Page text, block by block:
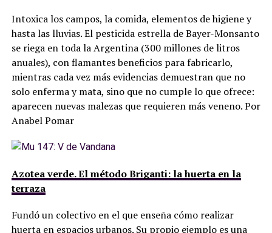
Intoxica los campos, la comida, elementos de higiene y
hasta las lluvias. El pesticida estrella de Bayer-Monsanto
se riega en toda la Argentina (300 millones de litros
anuales), con flamantes beneficios para fabricarlo,
mientras cada vez más evidencias demuestran que no
solo enferma y mata, sino que no cumple lo que ofrece:
aparecen nuevas malezas que requieren más veneno. Por
Anabel Pomar
Azotea verde. El método Briganti: la huerta en la
terraza
Fundó un colectivo en el que enseña cómo realizar
huerta en espacios urbanos. Su propio ejemplo es una